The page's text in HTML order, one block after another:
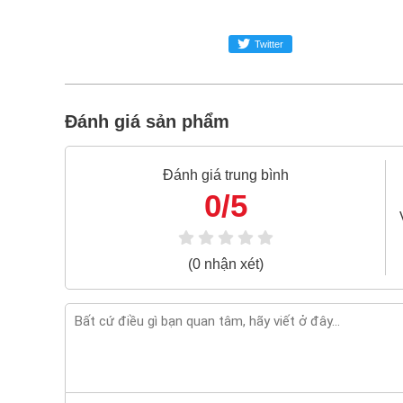
mua Đầu khẩu bông 12 cạnh 3/4" Kingtony
Đầu khẩu bông 12 cạnh 3/4" Kingtony 633056M
Freeship toàn quốc đơn từ 3 triệu
Bao 1 đổi 1 trong 24 giờ
Nếu bạn cần thêm thông tin của Đầu khẩu
Twitter
Đánh giá sản phẩm
Đánh giá trung bình
0/5
(0 nhận xét)